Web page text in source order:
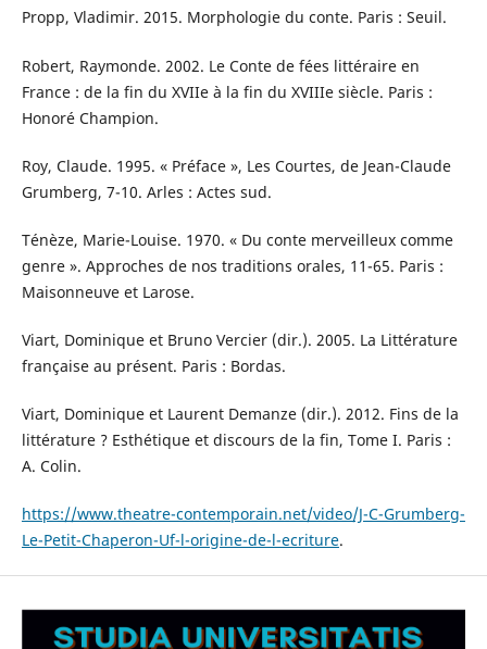
Propp, Vladimir. 2015. Morphologie du conte. Paris : Seuil.
Robert, Raymonde. 2002. Le Conte de fées littéraire en
France : de la fin du XVIIe à la fin du XVIIIe siècle. Paris :
Honoré Champion.
Roy, Claude. 1995. « Préface », Les Courtes, de Jean-Claude
Grumberg, 7-10. Arles : Actes sud.
Ténèze, Marie-Louise. 1970. « Du conte merveilleux comme
genre ». Approches de nos traditions orales, 11-65. Paris :
Maisonneuve et Larose.
Viart, Dominique et Bruno Vercier (dir.). 2005. La Littérature
française au présent. Paris : Bordas.
Viart, Dominique et Laurent Demanze (dir.). 2012. Fins de la
littérature ? Esthétique et discours de la fin, Tome I. Paris :
A. Colin.
https://www.theatre-contemporain.net/video/J-C-Grumberg-
Le-Petit-Chaperon-Uf-l-origine-de-l-ecriture.